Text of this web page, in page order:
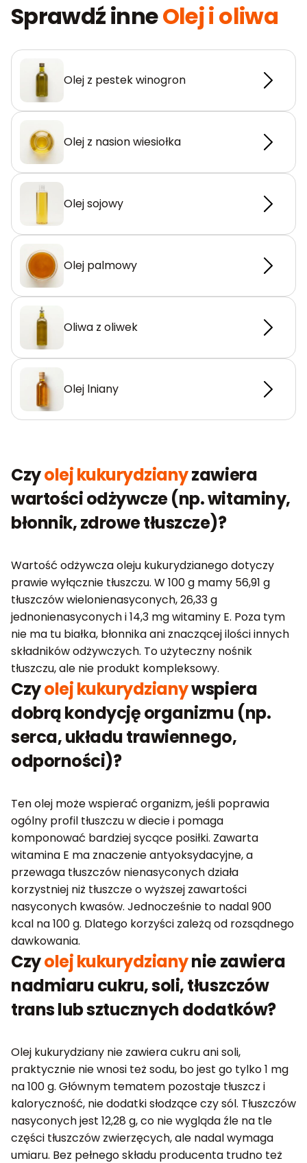
Sprawdź inneOlej i oliwa
Olej z pestek winogron
Olej z nasion wiesiołka
Olej sojowy
Olej palmowy
Oliwa z oliwek
Olej lniany
Czyolej kukurydzianyzawiera
wartości odżywcze (np. witaminy,
błonnik, zdrowe tłuszcze)?
Wartość odżywcza oleju kukurydzianego dotyczy
prawie wyłącznie tłuszczu. W 100 g mamy 56,91 g
tłuszczów wielonienasyconych, 26,33 g
jednonienasyconych i 14,3 mg witaminy E. Poza tym
nie ma tu białka, błonnika ani znaczącej ilości innych
składników odżywczych. To użyteczny nośnik
tłuszczu, ale nie produkt kompleksowy.
Czyolej kukurydzianywspiera
dobrą kondycję organizmu (np.
serca, układu trawiennego,
odporności)?
Ten olej może wspierać organizm, jeśli poprawia
ogólny profil tłuszczu w diecie i pomaga
komponować bardziej sycące posiłki. Zawarta
witamina E ma znaczenie antyoksydacyjne, a
przewaga tłuszczów nienasyconych działa
korzystniej niż tłuszcze o wyższej zawartości
nasyconych kwasów. Jednocześnie to nadal 900
kcal na 100 g. Dlatego korzyści zależą od rozsądnego
dawkowania.
Czyolej kukurydzianynie zawiera
nadmiaru cukru, soli, tłuszczów
trans lub sztucznych dodatków?
Olej kukurydziany nie zawiera cukru ani soli,
praktycznie nie wnosi też sodu, bo jest go tylko 1 mg
na 100 g. Głównym tematem pozostaje tłuszcz i
kaloryczność, nie dodatki słodzące czy sól. Tłuszczów
nasyconych jest 12,28 g, co nie wygląda źle na tle
części tłuszczów zwierzęcych, ale nadal wymaga
umiaru. Bez pełnego składu producenta trudno też